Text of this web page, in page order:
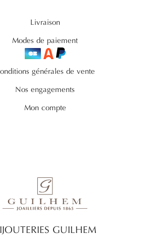
Livraison
Modes de paiement
générales de vente
Nos engagements
Mon compte
GUILHEM